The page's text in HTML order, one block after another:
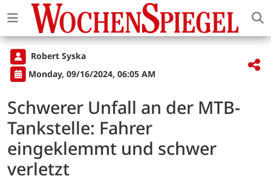
Robert Syska
Monday, 09/16/2024, 06:05 AM
Schwerer Unfall an der MTB-
Tankstelle: Fahrer
eingeklemmt und schwer
verletzt